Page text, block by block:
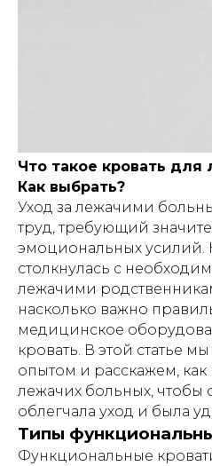
Что такое кровать для
Как выбрать?
Уход за лежачими
труд, требующий
эмоциональных усилий.
столкнулась с
лежачими
насколько важно
медицинское
кровать. В этой статье
опытом и расскажем, как
лежачих больных, чтобы
облегчала уход и была
Типы
Функциональные